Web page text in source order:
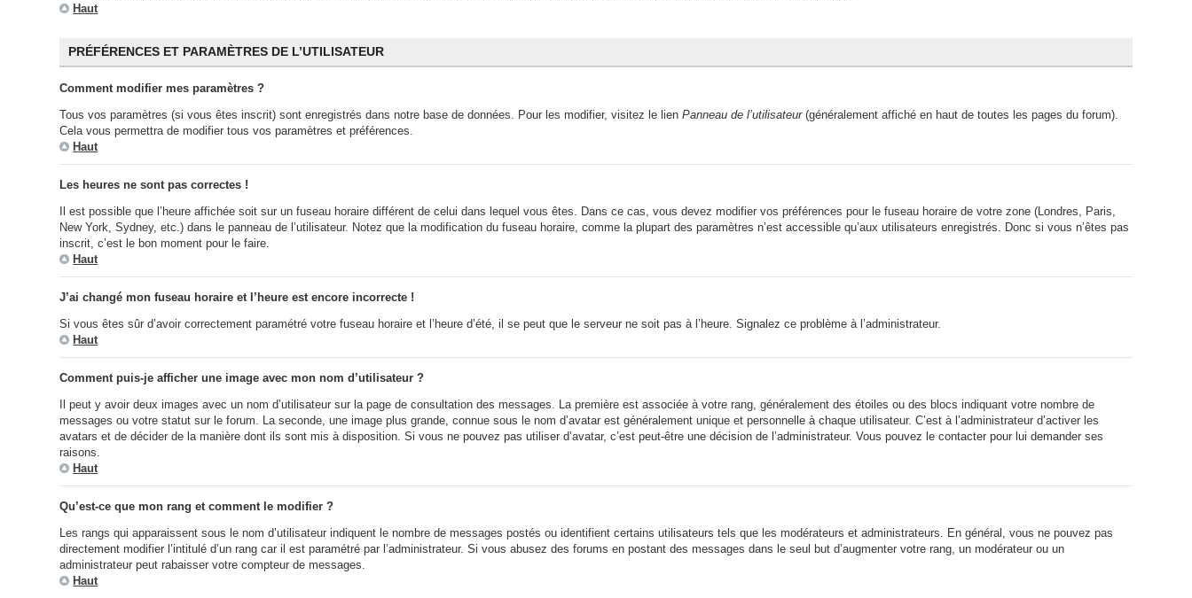
Haut
PRÉFÉRENCES ET PARAMÈTRES DE L’UTILISATEUR
Comment modifier mes paramètres ?
Tous vos paramètres (si vous êtes inscrit) sont enregistrés dans notre base de données. Pour les modifier, visitez le lienPanneau de l’utilisateur(généralement affiché en haut de toutes les pages du forum).
Cela vous permettra de modifier tous vos paramètres et préférences.
Haut
Les heures ne sont pas correctes !
Il est possible que l’heure affichée soit sur un fuseau horaire différent de celui dans lequel vous êtes. Dans ce cas, vous devez modifier vos préférences pour le fuseau horaire de votre zone (Londres, Paris,
New York, Sydney, etc.) dans le panneau de l’utilisateur. Notez que la modification du fuseau horaire, comme la plupart des paramètres n’est accessible qu’aux utilisateurs enregistrés. Donc si vous n’êtes pas
inscrit, c’est le bon moment pour le faire.
Haut
J’ai changé mon fuseau horaire et l’heure est encore incorrecte !
Si vous êtes sûr d’avoir correctement paramétré votre fuseau horaire et l’heure d’été, il se peut que le serveur ne soit pas à l’heure. Signalez ce problème à l’administrateur.
Haut
Comment puis-je afficher une image avec mon nom d’utilisateur ?
Il peut y avoir deux images avec un nom d’utilisateur sur la page de consultation des messages. La première est associée à votre rang, généralement des étoiles ou des blocs indiquant votre nombre de
messages ou votre statut sur le forum. La seconde, une image plus grande, connue sous le nom d’avatar est généralement unique et personnelle à chaque utilisateur. C’est à l’administrateur d’activer les
avatars et de décider de la manière dont ils sont mis à disposition. Si vous ne pouvez pas utiliser d’avatar, c’est peut-être une décision de l’administrateur. Vous pouvez le contacter pour lui demander ses
raisons.
Haut
Qu’est-ce que mon rang et comment le modifier ?
Les rangs qui apparaissent sous le nom d’utilisateur indiquent le nombre de messages postés ou identifient certains utilisateurs tels que les modérateurs et administrateurs. En général, vous ne pouvez pas
directement modifier l’intitulé d’un rang car il est paramétré par l’administrateur. Si vous abusez des forums en postant des messages dans le seul but d’augmenter votre rang, un modérateur ou un
administrateur peut rabaisser votre compteur de messages.
Haut